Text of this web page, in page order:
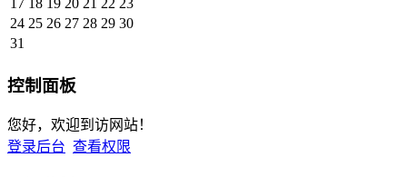
17 18 19 20 21 22 23
24 25 26 27 28 29 30
31
控制面板
您好，欢迎到访网站！
登录后台 查看权限